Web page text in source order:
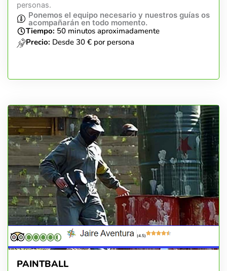
personas.
Ponemos el equipo necesario y nuestros guías os
acompañarán en todo momento.
Tiempo: 50 minutos aproximadamente
Precio: Desde 30 € por persona
(4.5)
PAINTBALL